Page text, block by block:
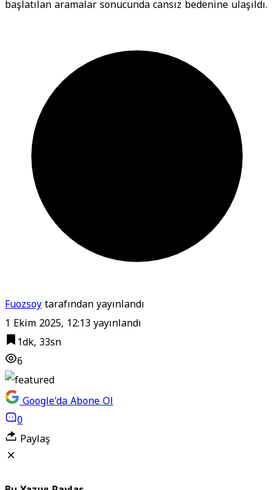
başlatılan aramalar sonucunda cansız bedenine ulaşıldı.
Fuozsoytarafından yayınlandı
1 Ekim 2025, 12:13yayınlandı
1dk, 33sn
6
Google'da Abone Ol
0
Paylaş